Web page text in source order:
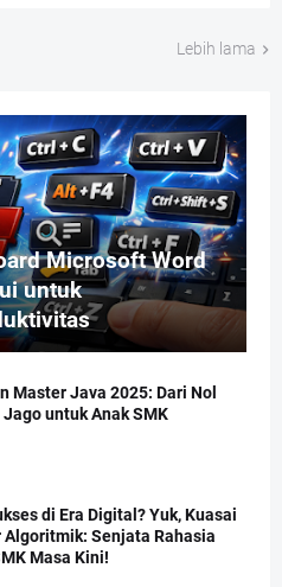
Lebih lama
Microsoft Word
untuk
Master Java 2025: Dari Nol
untuk Anak SMK
di Era Digital? Yuk, Kuasai
Algoritmik: Senjata Rahasia
Masa Kini!